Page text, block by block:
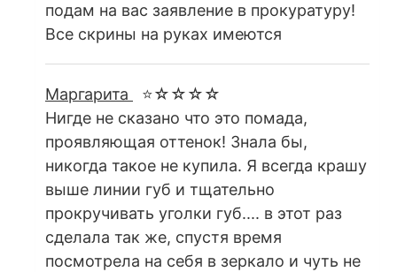
подам на вас заявление в прокуратуру!
Все скрины на руках имеются
Маргарита
⭐☆☆☆☆
Нигде не сказано что это помада,
проявляющая оттенок! Знала бы,
никогда такое не купила. Я всегда крашу
выше линии губ и тщательно
прокручивать уголки губ.... в этот раз
сделала так же, спустя время
посмотрела на себя в зеркало и чуть не